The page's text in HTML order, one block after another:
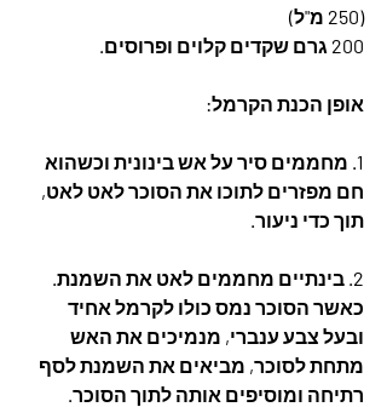
(250 מ"ל)
200 גרם שקדים קלוים ופרוסים.
אופן הכנת הקרמל:
1. מחממים סיר על אש בינונית וכשהוא
חם מפזרים לתוכו את הסוכר לאט לאט,
תוך כדי ניעור.
2. בינתיים מחממים לאט את השמנת.
כאשר הסוכר נמס כולו לקרמל אחיד
ובעל צבע ענברי, מנמיכים את האש
מתחת לסוכר, מביאים את השמנת לסף
רתיחה ומוסיפים אותה לתוך הסוכר.